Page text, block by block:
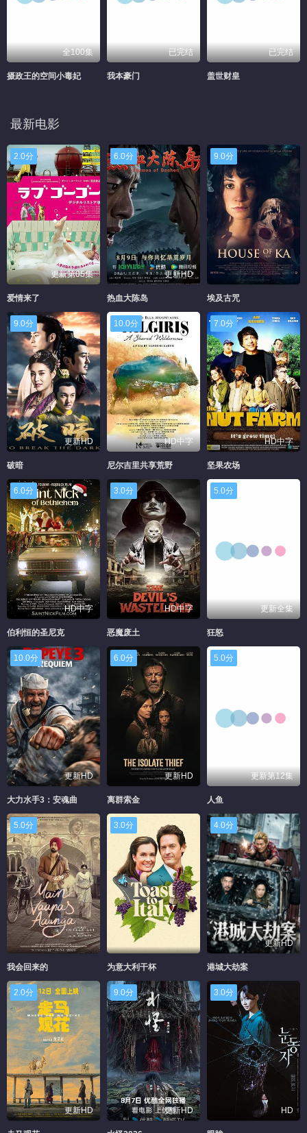
全100集
摄政王的空间小毒妃
已完结
我本豪门
已完结
盖世财皇
最新电影
2.0分
更新第05集
爱情来了
6.0分
更新HD
热血大陈岛
9.0分
埃及古咒
9.0分
更新HD
破暗
10.0分
HD中字
尼尔吉里共享荒野
7.0分
HD中字
坚果农场
6.0分
HD中字
伯利恒的圣尼克
3.0分
HD中字
恶魔废土
5.0分
更新全集
狂怒
10.0分
更新HD
大力水手3：安魂曲
6.0分
更新HD
离群索金
5.0分
更新第12集
人鱼
5.0分
我会回来的
3.0分
为意大利干杯
4.0分
更新HD
港城大劫案
2.0分
更新HD
9.0分
更新HD
3.0分
HD